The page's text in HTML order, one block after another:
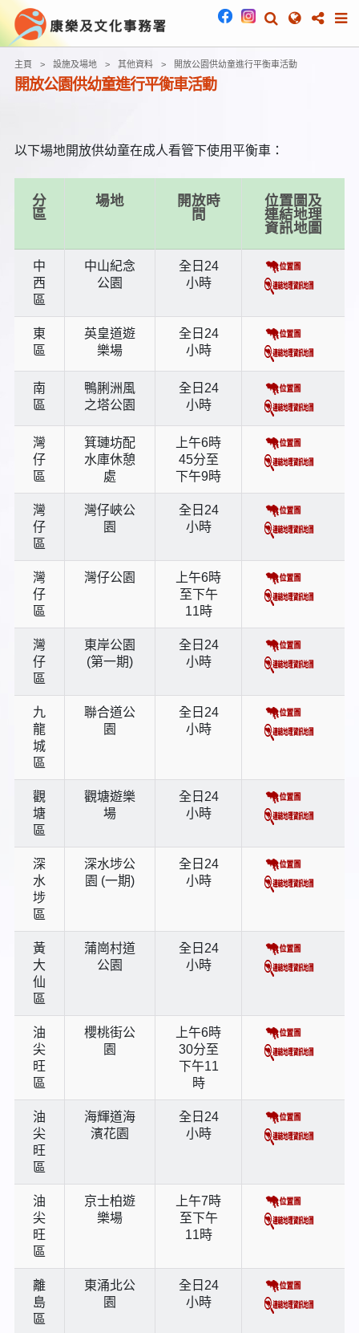
主頁 設施及場地 其他資料 開放公園供幼童進行平衡車活動
開放公園供幼童進行平衡車活動
以下場地開放供幼童在成人看管下使用平衡車：
分
區
場地
開放時
間
位置圖及
連結地理
資訊地圖
中
西
區
中山紀念
公園
全日24
小時
東
區
英皇道遊
樂場
全日24
小時
南
區
鴨脷洲風
之塔公園
全日24
小時
灣
仔
區
箕璉坊配
水庫休憩
處
上午6時
45分至
下午9時
灣
仔
區
灣仔峽公
園
全日24
小時
灣
仔
區
灣仔公園
上午6時
至下午
11時
灣
仔
區
東岸公園
(第一期)
全日24
小時
九
龍
城
區
聯合道公
園
全日24
小時
觀
塘
區
觀塘遊樂
場
全日24
小時
深
水
埗
區
深水埗公
園 (一期)
全日24
小時
黃
大
仙
區
蒲崗村道
公園
全日24
小時
油
尖
旺
區
櫻桃街公
園
上午6時
30分至
下午11
時
油
尖
旺
區
海輝道海
濱花園
全日24
小時
油
尖
旺
區
京士柏遊
樂場
上午7時
至下午
11時
離
島
區
東涌北公
園
全日24
小時